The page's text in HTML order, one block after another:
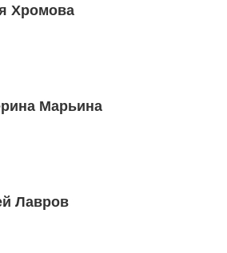
Хромова
Марьина
Лавров